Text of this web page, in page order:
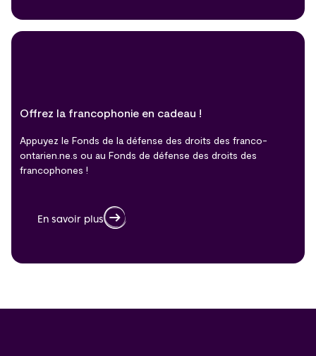
Offrez la francophonie en cadeau !
Appuyez le Fonds de la défense des droits des franco-
ontarien.ne.s ou au Fonds de défense des droits des
francophones !
En savoir plus